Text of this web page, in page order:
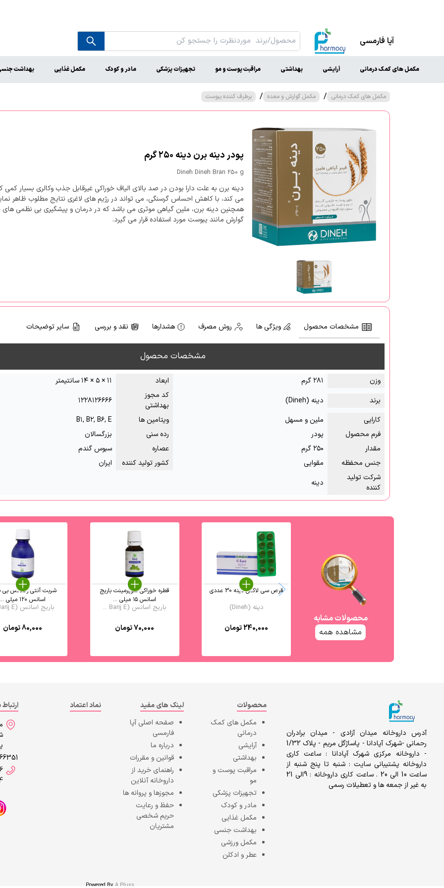
آپا فارمسی
مکمل های کمک درمانی آرایشی بهداشتی مراقبت پوست و مو تجهیزات پزشکی مادر و کودک مکمل غذایی بهداشت
مکمل های کمک درمانی / مکمل گوارش و معده / برطرف کننده یبوست
پودر دینه برن دینه ۲۵۰ گرم
Dineh Dineh Bran 250 g
دینه برن به علت دارا بودن در صد بالای الیاف خوراکی غیرقابل جذب وکالری بسیار کمی
می کند، با کاهش احساس گرسنگی، می تواند در رژیم های لاغری نتایج مطلوب ظاهر
همچنین دینه برن، ملین گیاهی موثری می باشد که در درمان و پیشگیری بی نظمی های
گوارش مانند یبوست مورد استفاده قرار می گیرد.
مشخصات محصول ویژگی ها روش مصرف هشدارها نقد و بررسی سایر توضیحات
مشخصات محصول
وزن ۲۸۱ گرم ابعاد
۱۱ × ۵ × ۱۴ سانتیمتر
برند
دینه (Dineh)
کد مجوز
بهداشتی
۱۲۲۸۱۲۶۶۶۶
کارایی
ملین و مسهل ویتامین ها
B۱, B۲, B۶, E
فرم محصول
پودر رده سنی
بزرگسالان
مقدار
۲۵۰ گرم عصاره
سبوس گندم
جنس محفظه
مقوایی کشور تولید کننده
ایران
شرکت تولید
کننده
دینه
محصولات مشابه
مشاهده همه
قرص سی لاکس دینه 30 عددی
دینه (Dineh)
240,000تومان
قطره خوراکی سوپرمینت باریج
اسانس ۱۵ میلی ...
باریج اسانس (Barij E ...
70,000تومان
شربت آنتی رفلاکس بی
اسانس ۱۲۰ میلی ...
باریج اسانس (Barij E ...
80,000تومان
آدرس داروخانه میدان آزادی - میدان برادران
رحمانی -شهرک آپادانا - پاساژگل مریم - پلاک 1/32
- داروخانه مرکزی شهرک آپادانا : ساعت کاری
داروخانه پشتیبانی سایت : شنبه تا پنج شنبه از
ساعت 10 الی 20 . ساعت کاری داروخانه : 9الی 21
به غیر از جمعه ها و تعطیلات رسمی
محصولات
مکمل های کمک
درمانی
آرایشی
بهداشتی
مراقبت پوست و
مو
تجهیزات پزشکی
مادر و کودک
مکمل غذایی
بهداشت جنسی
مکمل ورزشی
عطر و ادکلن
لینک های مفید
صفحه اصلیآپا
فارمسی
درباره ما
قوانین و مقررات
راهنمای خرید از
داروخانه آنلاین
مجوزها و پروانه ها
حفظ و رعایت
حریم شخصی
مشتریان
نماد اعتماد
ارتباط
A Pluss
Powered By